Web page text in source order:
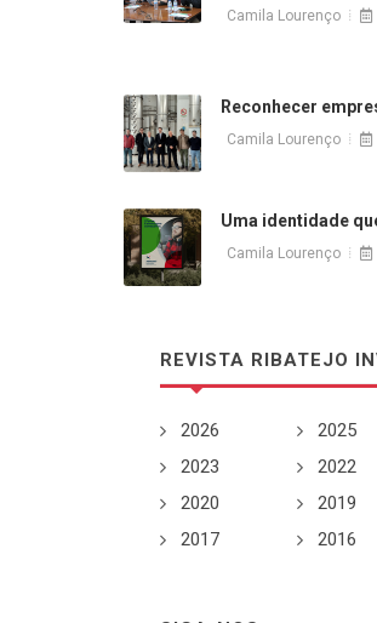
Camila Lourenço
Reconhecer
Camila Lourenço
Uma identidade
Camila Lourenço
REVISTA RIBATEJO
2026 2025
2023
2022
2020
2019
2017
2016